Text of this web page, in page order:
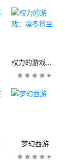
权力的游戏：凛冬将至
梦幻西游